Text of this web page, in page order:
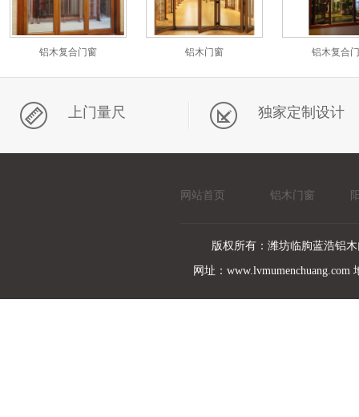
铝木复合门窗 铝木门窗 铝木复合
上门量尺 独家定制设计
网站首页 铝木门窗
版权所有：潍坊临朐蓝浩铝
网址：